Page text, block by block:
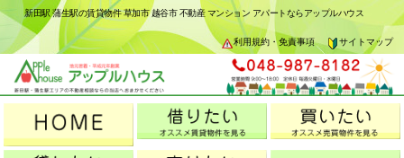
新田駅 蒲生駅の賃貸物件 草加市 越谷市 不動産 マンション アパートならアップルハウス
利用規約・免責事項 サイトマップ